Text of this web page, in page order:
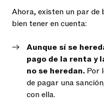
Ahora, existen un par de
bien tener en cuenta:
Aunque sí se
pago de la renta y
no se heredan. Por
de pagar una
con ella.